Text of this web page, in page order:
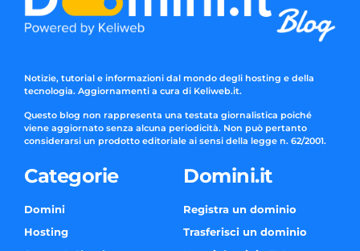
Notizie, tutorial e informazioni dal mondo degli hosting e della
tecnologia. Aggiornamenti a cura di Keliweb.it.
Questo blog non rappresenta una testata giornalistica poiché
viene aggiornato senza alcuna periodicità. Non può pertanto
considerarsi un prodotto editoriale ai sensi della legge n. 62/2001.
Categorie
Domini
Hosting
Domini.it
Registra un dominio
Trasferisci un dominio